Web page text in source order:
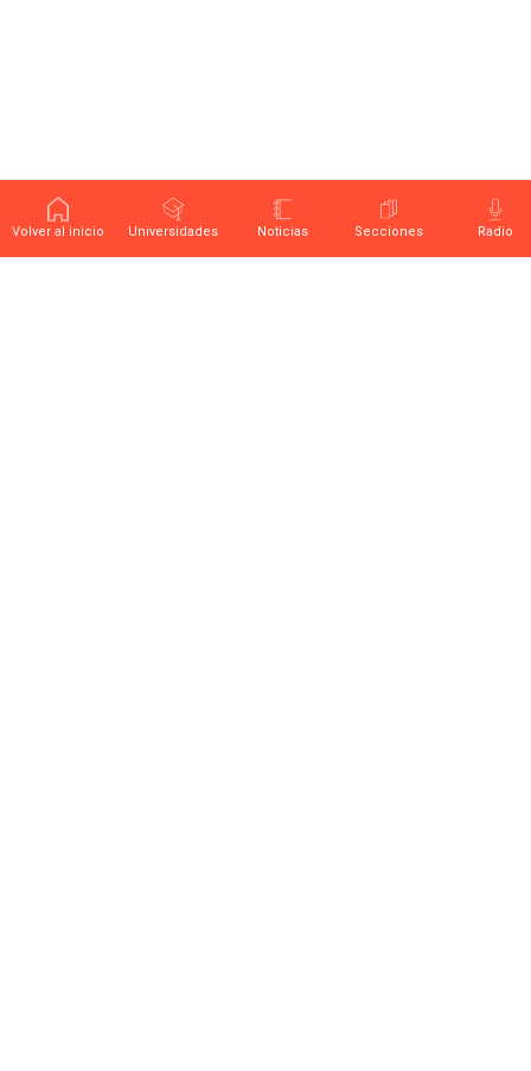
Volver al inicio Universidades Noticias Secciones Radio